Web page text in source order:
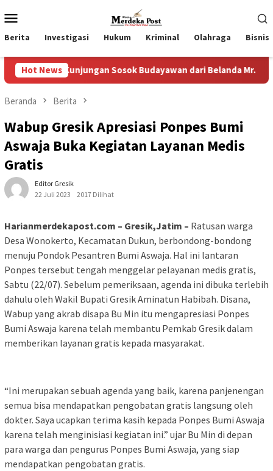
ke
kontenMobile
Berita Investigasi Hukum Kriminal Olahraga Bisnis
Hot News
Sosok Budayawan dari Belanda Mr. Crues Collen
Beranda Berita
Wabup Gresik Apresiasi Ponpes Bumi
Aswaja Buka Kegiatan Layanan Medis
Gratis
Editor Gresik
22 Juli 2023
2017 Dilihat
Harianmerdekapost.com – Gresik,Jatim – Ratusan warga
Desa Wonokerto, Kecamatan Dukun, berbondong-bondong
menuju Pondok Pesantren Bumi Aswaja. Hal ini lantaran
Ponpes tersebut tengah menggelar pelayanan medis gratis,
Sabtu (22/07). Sebelum pemeriksaan, agenda ini dibuka terlebih
dahulu oleh Wakil Bupati Gresik Aminatun Habibah. Disana,
Wabup yang akrab disapa Bu Min itu mengapresiasi Ponpes
Bumi Aswaja karena telah membantu Pemkab Gresik dalam
memberikan layanan gratis kepada masyarakat.
“Ini merupakan sebuah agenda yang baik, karena panjenengan
semua bisa mendapatkan pengobatan gratis langsung oleh
dokter. Saya ucapkan terima kasih kepada Ponpes Bumi Aswaja
karena telah menginisiasi kegiatan ini.” ujar Bu Min di depan
para warga dan pengurus Ponpes Bumi Aswaja, yang siap
mendapatkan pengobatan gratis.